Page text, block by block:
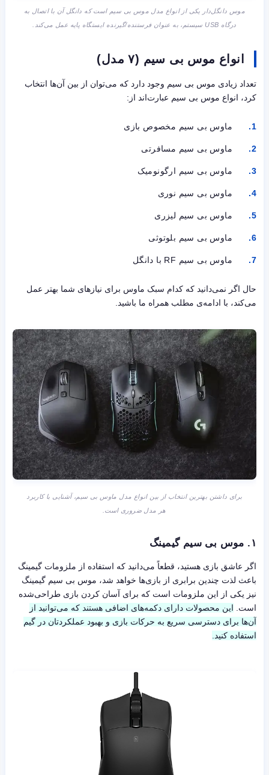
موس دانگل‌دار یکی از انواع مدل موس بی سیم است که دانگل آن با اتصال به
درگاه USB سیستم، به عنوان فرستنده/گیرنده ایستگاه پایه عمل می‌کند.
انواع موس بی سیم (۷ مدل)
تعداد زیادی موس‌ بی سیم وجود دارد که می‌توان از بین آن‌ها انتخاب
کرد، انواع موس بی سیم عبارت‌اند از:
ماوس‌ بی سیم مخصوص بازی
ماوس‌ بی سیم مسافرتی
ماوس بی سیم ارگونومیک
ماوس‌ بی سیم نوری
ماوس‌ بی سیم لیزری
ماوس‌ بی سیم بلوتوثی
ماوس بی سیم ‌RF با دانگل
حال اگر نمی‌دانید که کدام سبک ماوس برای نیازهای شما بهتر عمل
می‌کند، با ادامه‌ی مطلب همراه ما باشید.
برای داشتن بهترین انتخاب از بین انواع مدل ماوس بی سیم، آشنایی با کاربرد
هر مدل ضروری است.
۱. موس بی سیم گیمینگ
اگر عاشق بازی هستید، قطعاً می‌دانید که استفاده از ملزومات گیمینگ
باعث لذت چندین برابری از بازی‌ها خواهد شد، موس بی سیم گیمینگ
نیز یکی از این ملزومات است که برای آسان کردن بازی طراحی‌شده
است. این محصولات دارای دکمه‌های اضافی هستند که می‌توانید از
آن‌ها برای دسترسی سریع به حرکات بازی و بهبود عملکردتان در گیم
استفاده کنید.